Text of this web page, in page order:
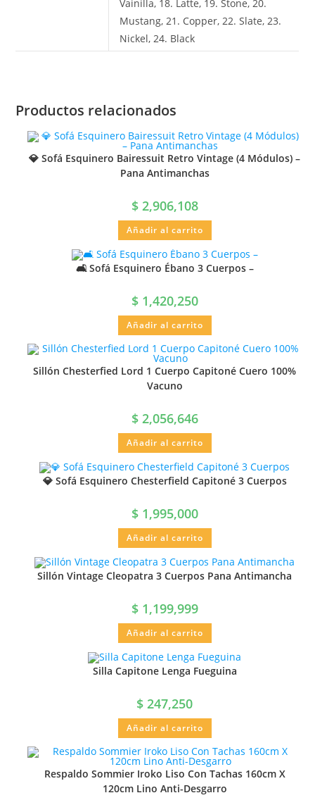
Vainilla, 18. Latte, 19. Stone, 20.
Mustang, 21. Copper, 22. Slate, 23.
Nickel, 24. Black
Productos relacionados
💎 Sofá Esquinero Bairessuit Retro Vintage (4 Módulos) –
Pana Antimanchas
$2,906,108
Añadir al carrito
🛋️ Sofá Esquinero Ébano 3 Cuerpos –
$1,420,250
Añadir al carrito
Sillón Chesterfied Lord 1 Cuerpo Capitoné Cuero 100%
Vacuno
$2,056,646
Añadir al carrito
💎 Sofá Esquinero Chesterfield Capitoné 3 Cuerpos
$1,995,000
Añadir al carrito
Sillón Vintage Cleopatra 3 Cuerpos Pana Antimancha
$1,199,999
Añadir al carrito
Silla Capitone Lenga Fueguina
$ 247,250
Añadir al carrito
Respaldo Sommier Iroko Liso Con Tachas 160cm X
120cm Lino Anti-Desgarro